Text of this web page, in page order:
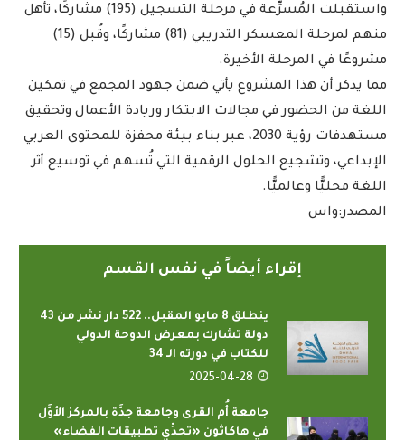
واستقبلت المُسرِّعة في مرحلة التسجيل (195) مشاركًا، تأهل
منهم لمرحلة المعسكر التدريبي (81) مشاركًا، وقُبل (15)
مشروعًا في المرحلة الأخيرة.
مما يذكر أن هذا المشروع يأتي ضمن جهود المجمع في تمكين
اللغة من الحضور في مجالات الابتكار وريادة الأعمال وتحقيق
مستهدفات رؤية 2030، عبر بناء بيئة محفزة للمحتوى العربي
الإبداعي، وتشجيع الحلول الرقمية التي تُسهم في توسيع أثر
اللغة محليًّا وعالميًّا.
المصدر:واس
إقراء أيضاً في نفس القسم
ينطلق 8 مايو المقبل.. 522 دار نشر من 43
دولة تشارك بمعرض الدوحة الدولي
للكتاب في دورته الـ 34
2025-04-28
جامعة أُم القرى وجامعة جدَّة بالمركز الأوَّل
في هاكاثون «تحدِّي تطبيقات الفضاء»